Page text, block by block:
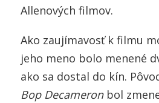
Allenových filmov.
Ako zaujímavosť k filmu
jeho meno bolo menené
ako sa dostal do kín.
Bop Decameronbol